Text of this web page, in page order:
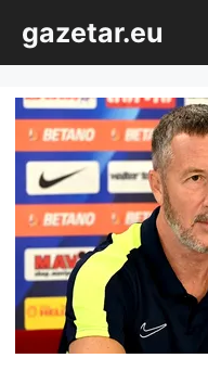
conținut
gazetar.eu